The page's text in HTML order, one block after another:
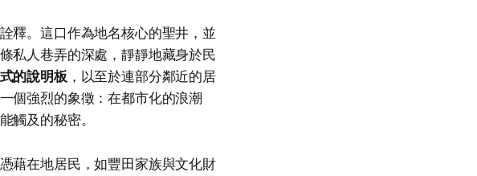
釋。這口作為地名核心的聖井，並
私人巷弄的深處，靜靜地藏身於民
的說明板，以至於連部分鄰近的居
個強烈的象徵：在都市化的浪潮
觸及的秘密。
藉在地居民，如豐田家族與文化財